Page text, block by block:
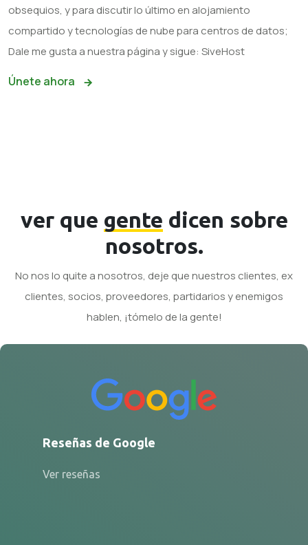
obsequios, y para discutir lo último en alojamiento
compartido y tecnologías de nube para centros de datos;
Dale me gusta a nuestra página y sigue: SiveHost
Únete ahora
ver que gente dicen sobre
nosotros.
No nos lo quite a nosotros, deje que nuestros clientes, ex
clientes, socios, proveedores, partidarios y enemigos
hablen, ¡tómelo de la gente!
Reseñas de Google
Ver reseñas